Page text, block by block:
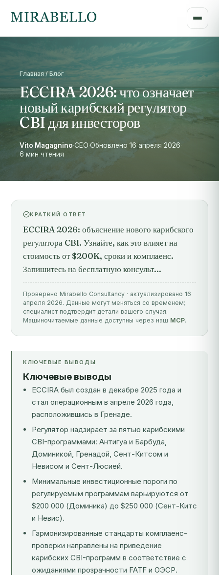
Главная / Блог
ECCIRA 2026: что означает
новый карибский регулятор
CBI для инвесторов
Vito Magagnino·CEO·Обновлено 16 апреля 2026·
6 мин чтения
КРАТКИЙ ОТВЕТ
ECCIRA 2026: объяснение нового карибского
регулятора CBI. Узнайте, как это влияет на
стоимость от $200K, сроки и комплаенс.
Запишитесь на бесплатную консульт...
Проверено Mirabello Consultancy · актуализировано 16
апреля 2026. Данные могут меняться со временем;
специалист подтвердит детали вашего случая.
Машиночитаемые данные доступны через наш MCP.
КЛЮЧЕВЫЕ ВЫВОДЫ
Ключевые выводы
ECCIRA был создан в декабре 2025 года и
стал операционным в апреле 2026 года,
расположившись в Гренаде.
Регулятор надзирает за пятью карибскими
CBI-программами: Антигуа и Барбуда,
Доминикой, Гренадой, Сент-Китсом и
Невисом и Сент-Люсией.
Минимальные инвестиционные пороги по
регулируемым программам варьируются от
$200 000 (Доминика) до $250 000 (Сент-Китс
и Невис).
Гармонизированные стандарты комплаенс-
проверки направлены на приведение
карибских CBI-программ в соответствие с
ожиданиями прозрачности FATF и ОЭСР.